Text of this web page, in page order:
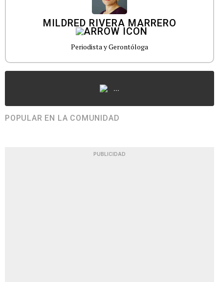
MILDRED RIVERA MARRERO
Periodista y Gerontóloga
...
POPULAR EN LA COMUNIDAD
PUBLICIDAD